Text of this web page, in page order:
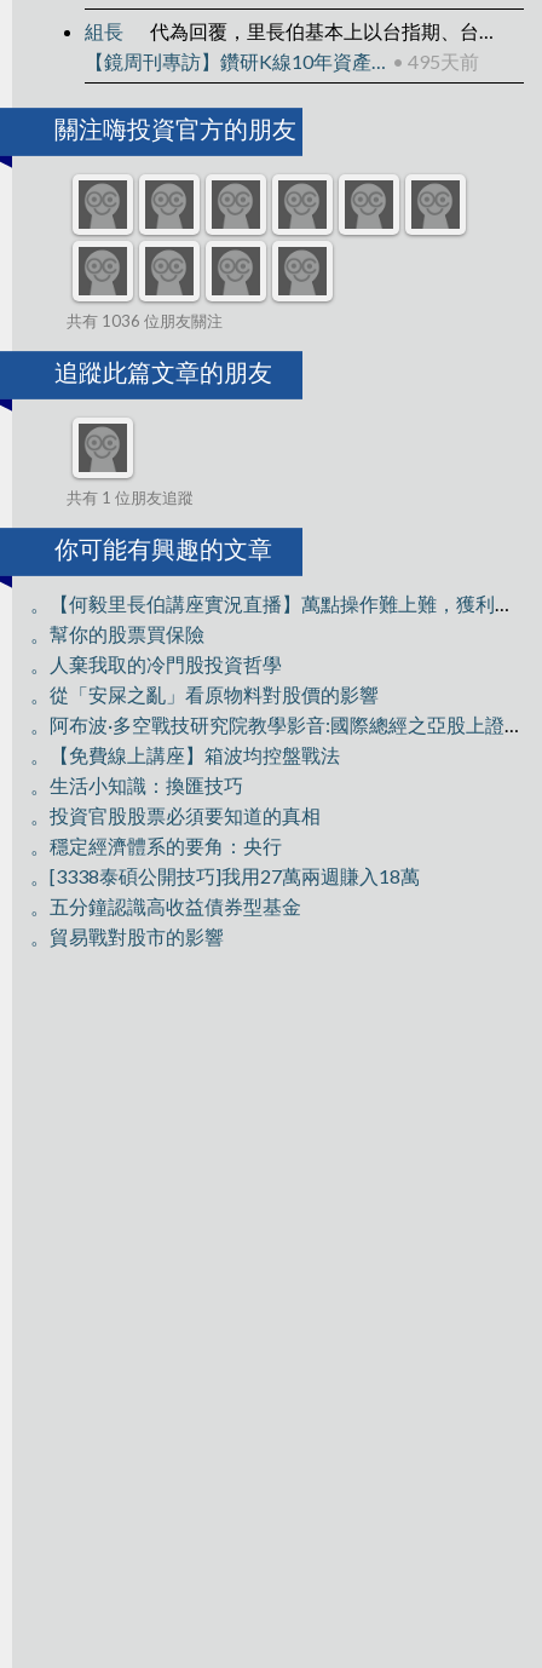
組長
代為回覆，里長伯基本上以台指期、台指權為主
【鏡周刊專訪】鑽研K線10年資產翻15倍 • 495天前
關注嗨投資官方的朋友
共有 1036 位朋友關注
追蹤此篇文章的朋友
共有 1 位朋友追蹤
你可能有興趣的文章
。【何毅里長伯講座實況直播】萬點操作難上難，獲利驗收好技巧
。幫你的股票買保險
。人棄我取的冷門股投資哲學
。從「安屎之亂」看原物料對股價的影響
。阿布波·多空戰技研究院教學影音:國際總經之亞股上證分析
。【免費線上講座】箱波均控盤戰法
。生活小知識：換匯技巧
。投資官股股票必須要知道的真相
。穩定經濟體系的要角：央行
。[3338泰碩公開技巧]我用27萬兩週賺入18萬
。五分鐘認識高收益債券型基金
。貿易戰對股市的影響